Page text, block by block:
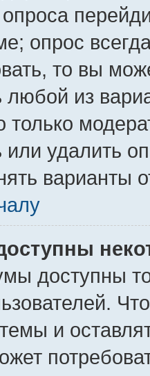
опрос
то вы
любой из
только
или удалить
варианты
доступны
и